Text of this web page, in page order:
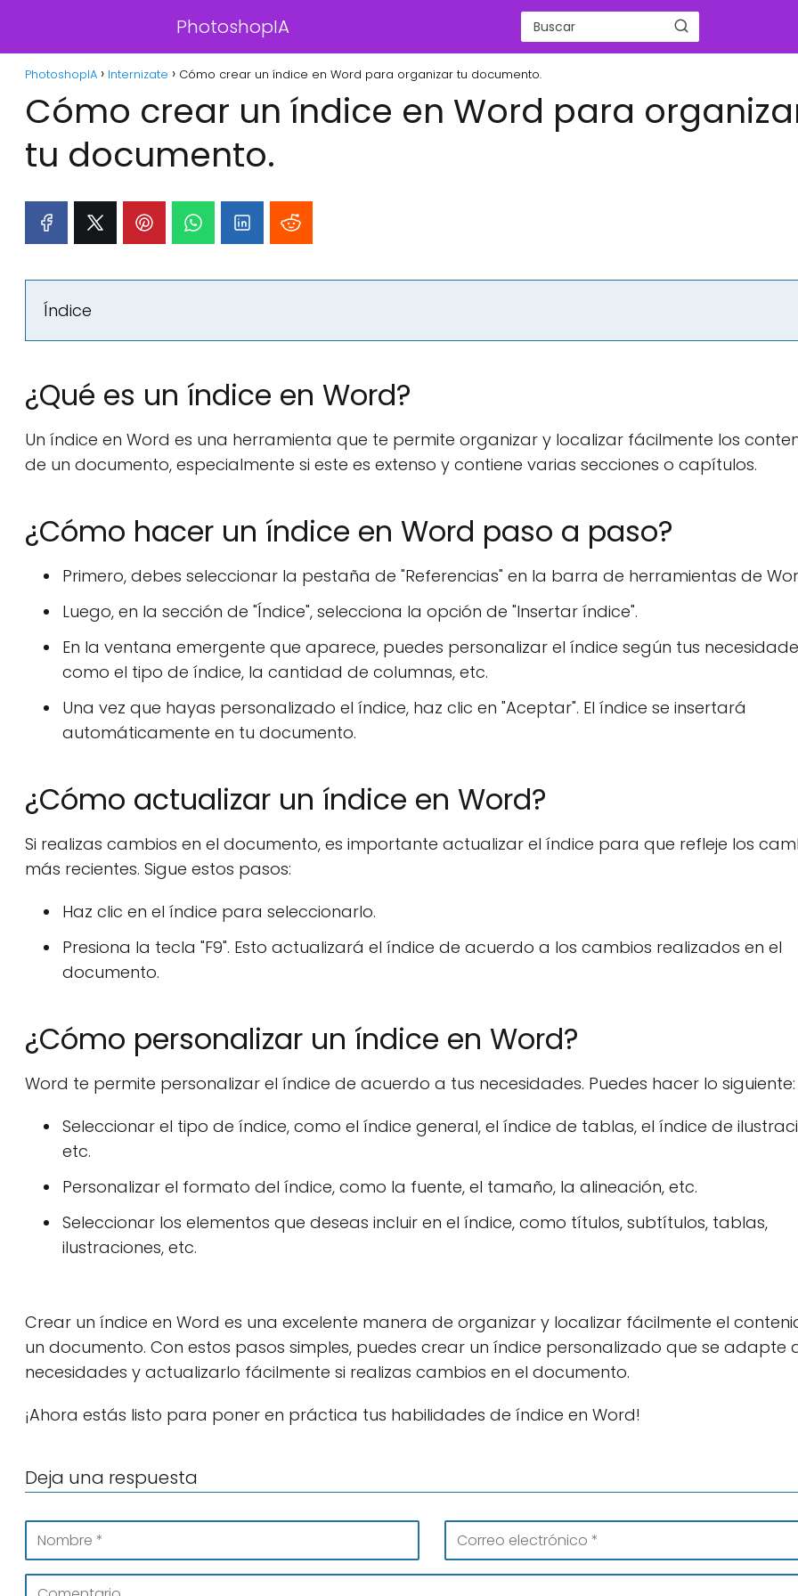
PhotoshopIA
PhotoshopIA Internizate Cómo crear un índice en Word para organizar tu documento.
Cómo crear un índice en Word para
tu documento.
Índice
¿Qué es un índice en Word?
Un índice en Word es una herramienta que te permite organizar y localizar fácilmente los
de un documento, especialmente si este es extenso y contiene varias secciones o capítulos.
¿Cómo hacer un índice en Word paso a paso?
Primero, debes seleccionar la pestaña de "Referencias" en la barra de herramientas de
Luego, en la sección de "Índice", selecciona la opción de "Insertar índice".
En la ventana emergente que aparece, puedes personalizar el índice según tus
como el tipo de índice, la cantidad de columnas, etc.
Una vez que hayas personalizado el índice, haz clic en "Aceptar". El índice se insertará
automáticamente en tu documento.
¿Cómo actualizar un índice en Word?
Si realizas cambios en el documento, es importante actualizar el índice para que refleje los
más recientes. Sigue estos pasos:
Haz clic en el índice para seleccionarlo.
Presiona la tecla "F9". Esto actualizará el índice de acuerdo a los cambios realizados en el
documento.
¿Cómo personalizar un índice en Word?
Word te permite personalizar el índice de acuerdo a tus necesidades. Puedes hacer lo siguiente:
Seleccionar el tipo de índice, como el índice general, el índice de tablas, el índice de
etc.
Personalizar el formato del índice, como la fuente, el tamaño, la alineación, etc.
Seleccionar los elementos que deseas incluir en el índice, como títulos, subtítulos, tablas,
ilustraciones, etc.
Crear un índice en Word es una excelente manera de organizar y localizar fácilmente el
un documento. Con estos pasos simples, puedes crear un índice personalizado que se adapte
necesidades y actualizarlo fácilmente si realizas cambios en el documento.
¡Ahora estás listo para poner en práctica tus habilidades de índice en Word!
Deja una respuesta